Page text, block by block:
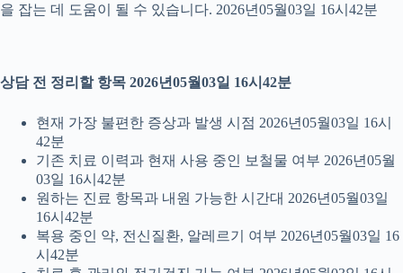
을 잡는 데 도움이 될 수 있습니다. 2026년05월03일 16시42분
상담 전 정리할 항목 2026년05월03일 16시42분
현재 가장 불편한 증상과 발생 시점 2026년05월03일 16시
42분
기존 치료 이력과 현재 사용 중인 보철물 여부 2026년05월
03일 16시42분
원하는 진료 항목과 내원 가능한 시간대 2026년05월03일
16시42분
복용 중인 약, 전신질환, 알레르기 여부 2026년05월03일 16
시42분